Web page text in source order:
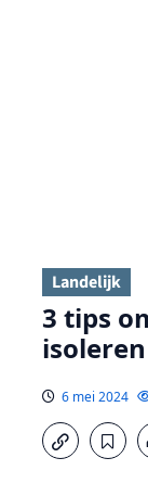
Landelijk
3 tips
isoleren
6 mei 2024